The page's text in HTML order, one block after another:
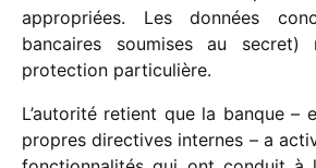
appro­priées. Les données
bancaires soumises au secret)
protec­tion particulière.
L’autorité retient que la banque –
propres direc­tives internes – a